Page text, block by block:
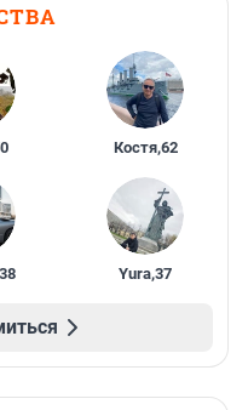
Костя,62
Yura,37